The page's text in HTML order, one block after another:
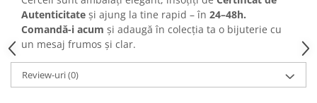
Autenticitate și ajung la tine rapid – în 24–48h.
Comandă-i acum și adaugă în colecția ta o bijuterie cu
un mesaj frumos și clar.
Review-uri(0)